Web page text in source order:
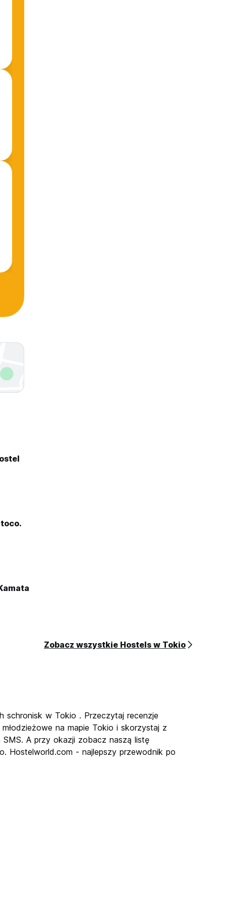
Zobacz wszystkie Hostels w Tokio
schronisk w Tokio . Przeczytaj recenzje
na mapie Tokio i skorzystaj z
A przy okazji zobacz naszą listę
Hostelworld.com - najlepszy przewodnik po